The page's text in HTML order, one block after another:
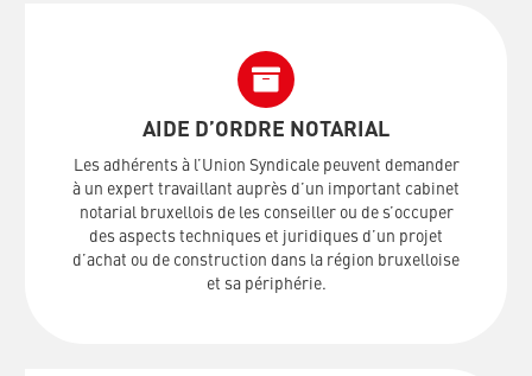
AIDE D’ORDRE NOTARIAL
Les adhérents à l’Union Syndicale peuvent demander
à un expert travaillant auprès d’un important cabinet
notarial bruxellois de les conseiller ou de s’occuper
des aspects techniques et juridiques d’un projet
d’achat ou de construction dans la région bruxelloise
et sa périphérie.